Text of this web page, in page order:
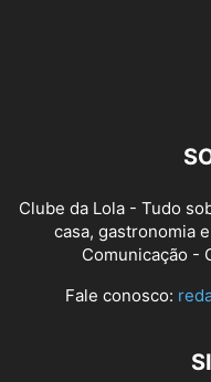
Clube da Lola - Tudo
casa, gastronomia
Comunicação -
Fale conosco: